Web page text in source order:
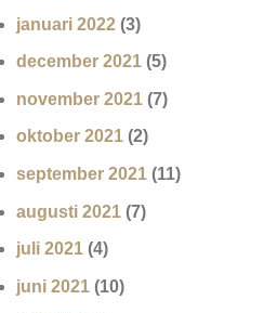
januari 2022 (3)
december 2021 (5)
november 2021 (7)
oktober 2021 (2)
september 2021 (11)
augusti 2021 (7)
juli 2021 (4)
juni 2021 (10)